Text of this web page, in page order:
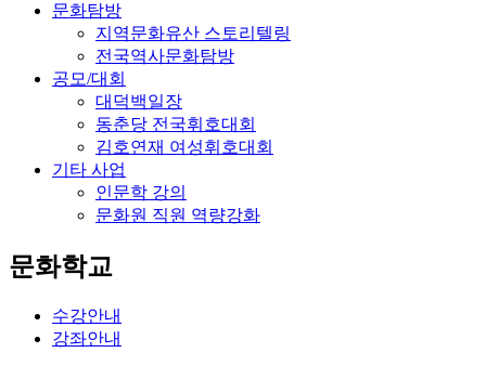
문화탐방
지역문화유산 스토리텔링
전국역사문화탐방
공모/대회
대덕백일장
동춘당 전국휘호대회
김호연재 여성휘호대회
기타 사업
인문학 강의
문화원 직원 역량강화
문화학교
수강안내
강좌안내